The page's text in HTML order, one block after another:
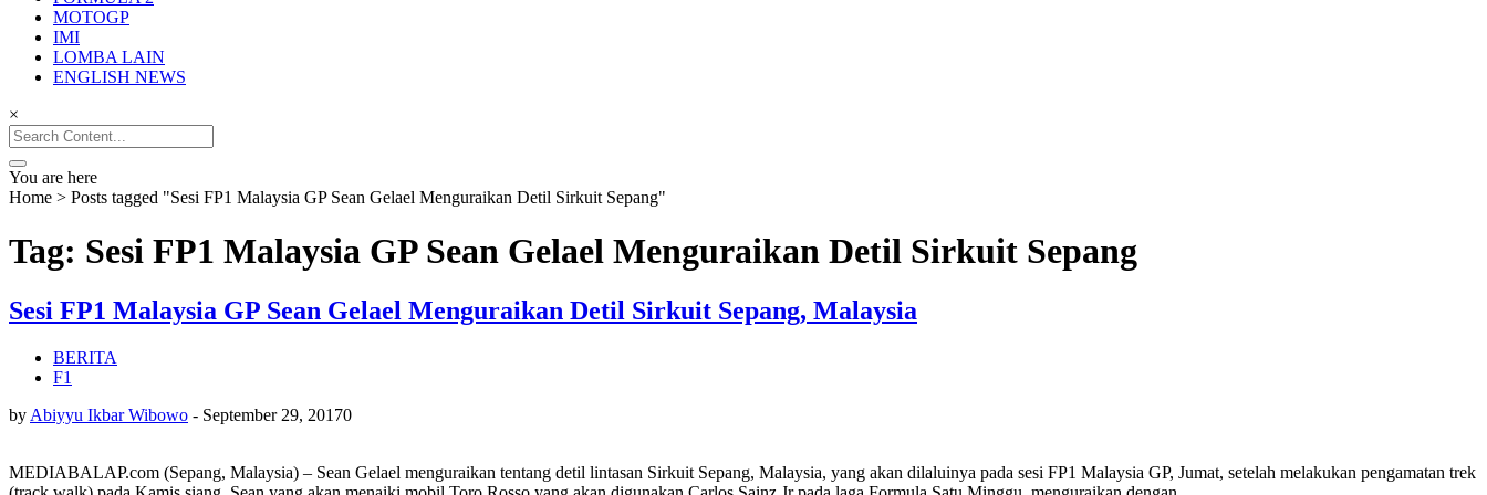
MOTOGP
IMI
LOMBA LAIN
ENGLISH NEWS
×
Search
for:
You are here
Home > Posts tagged "Sesi FP1 Malaysia GP Sean Gelael Menguraikan Detil Sirkuit Sepang"
Tag: Sesi FP1 Malaysia GP Sean Gelael Menguraikan Detil Sirkuit Sepang
Sesi FP1 Malaysia GP Sean Gelael Menguraikan Detil Sirkuit Sepang, Malaysia
BERITA
F1
by Abiyyu Ikbar Wibowo - September 29, 20170
MEDIABALAP.com (Sepang, Malaysia) – Sean Gelael menguraikan tentang detil lintasan Sirkuit Sepang, Malaysia, yang akan dilaluinya pada sesi FP1 Malaysia GP, Jumat, setelah melakukan pengamatan trek